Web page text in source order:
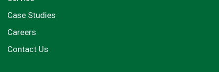
Case Studies
Careers
Contact Us